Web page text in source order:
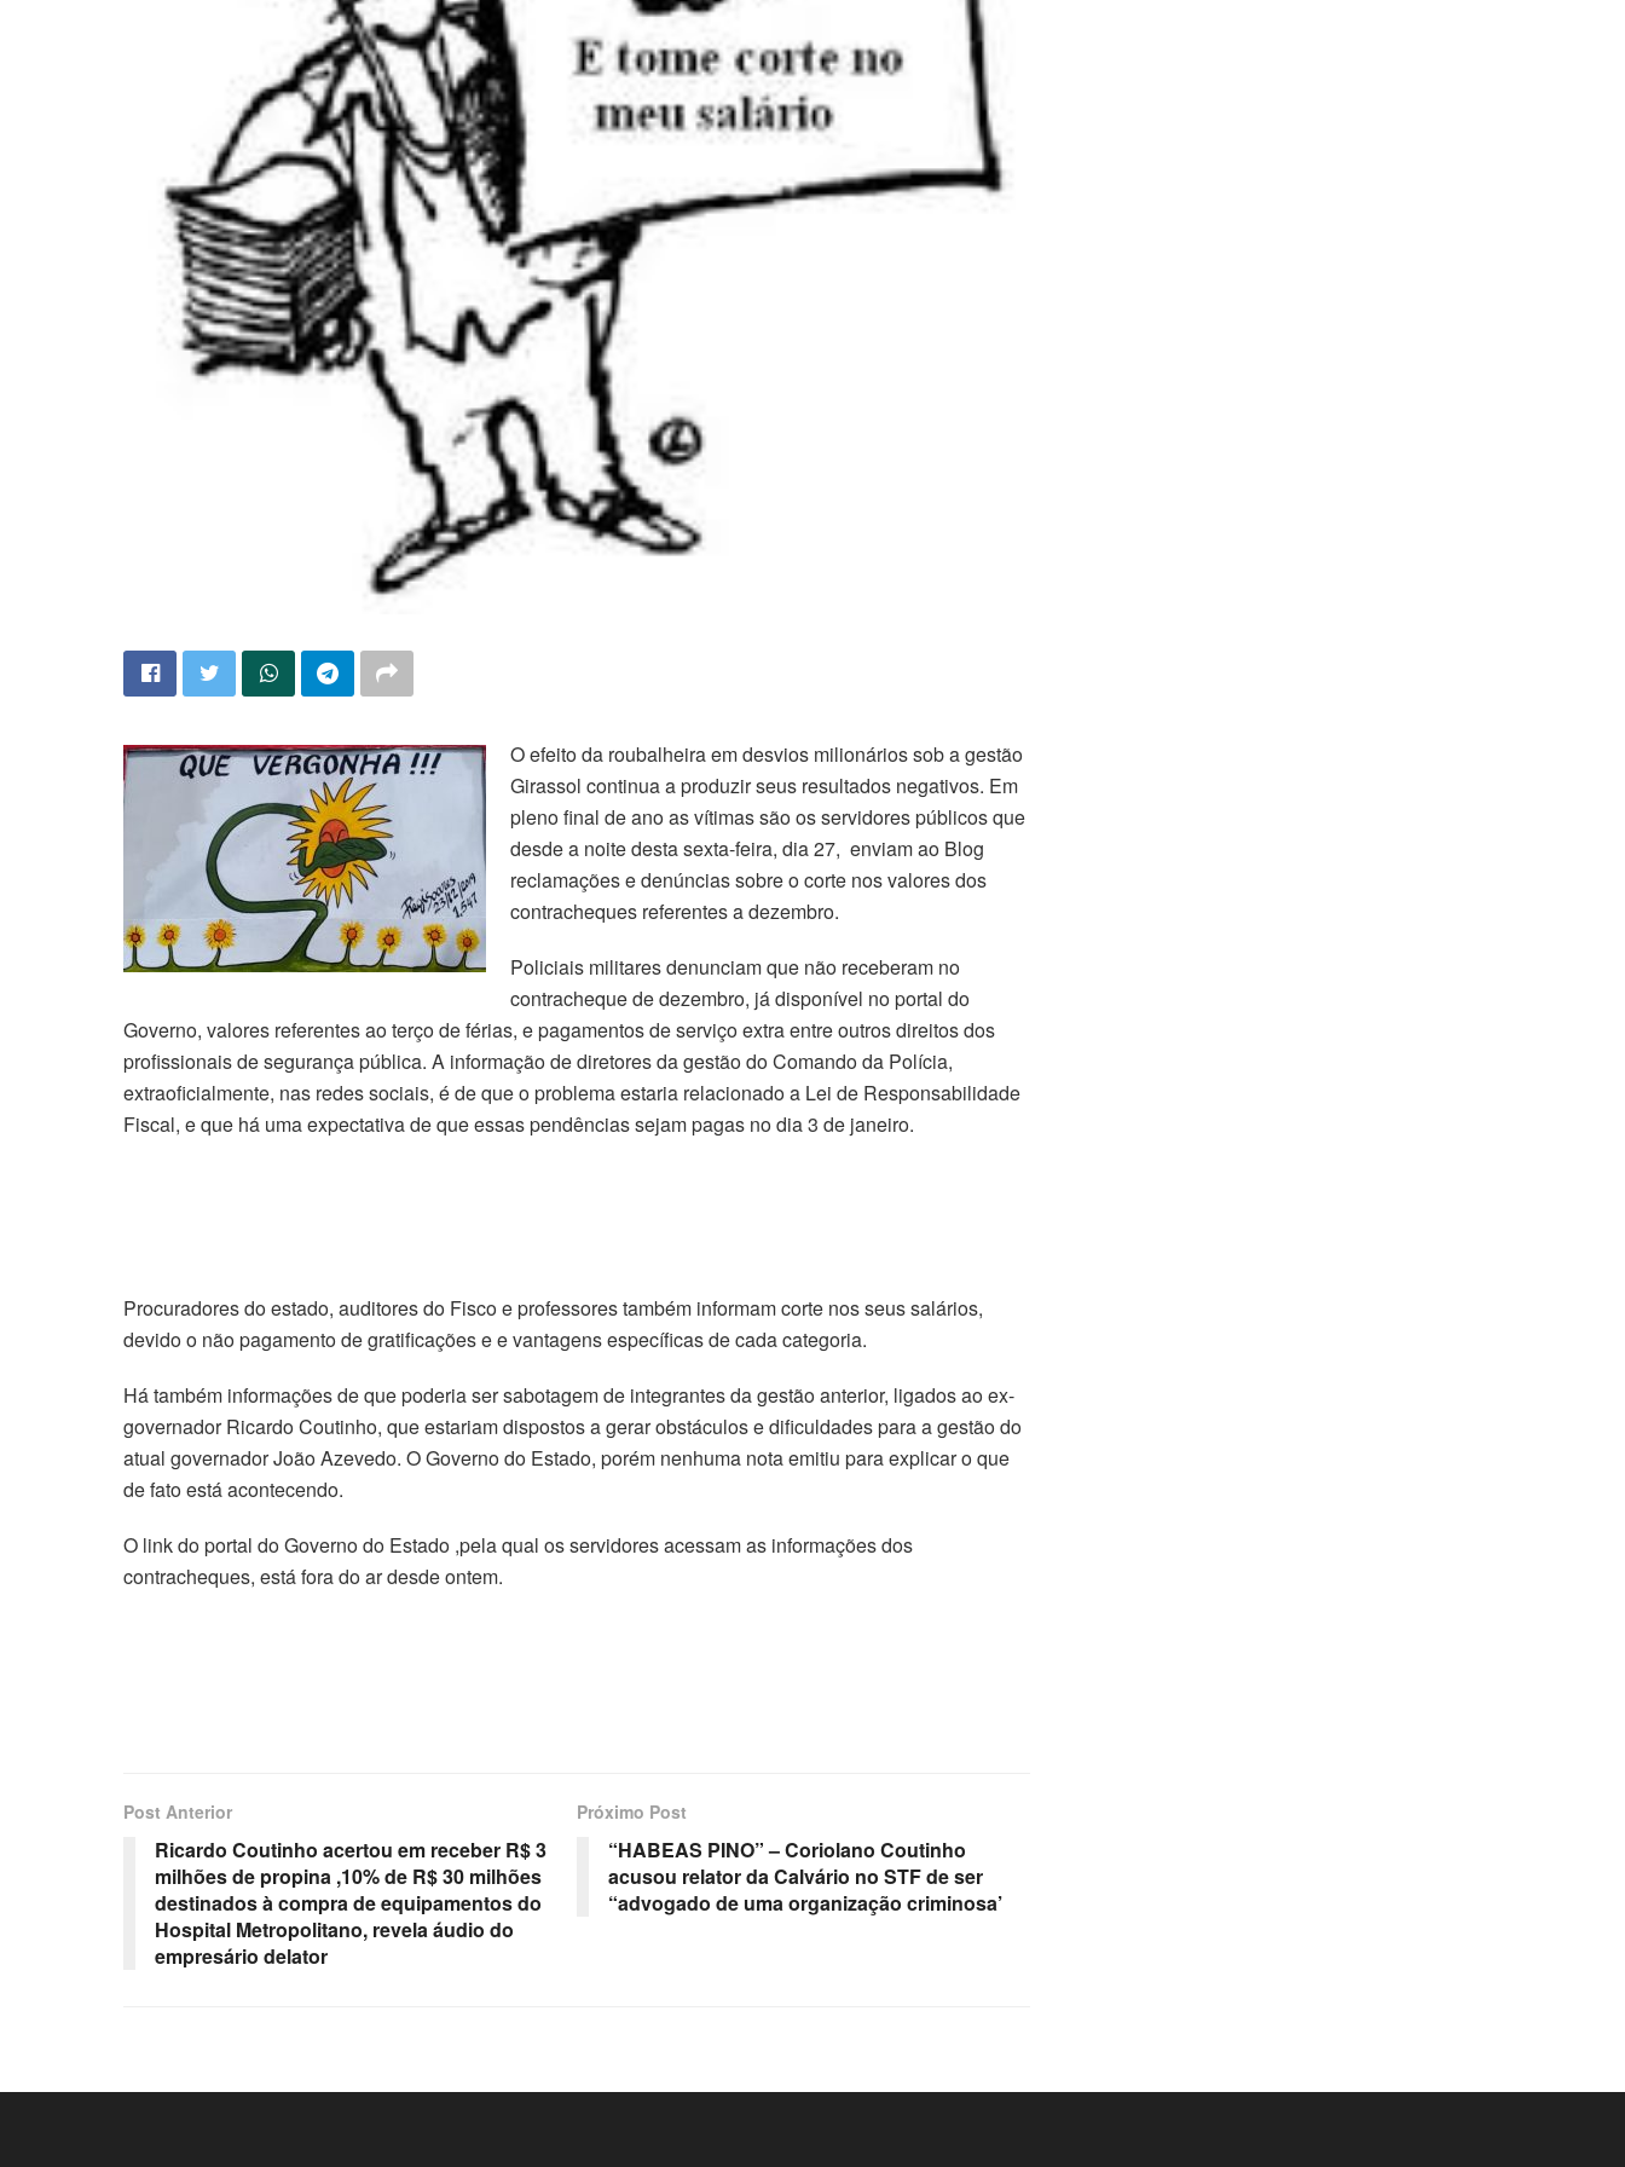
O efeito da roubalheira em desvios milionários sob a gestão
Girassol continua a produzir seus resultados negativos. Em
pleno final de ano as vítimas são os servidores públicos que
desde a noite desta sexta-feira, dia 27, enviam ao Blog
reclamações e denúncias sobre o corte nos valores dos
contracheques referentes a dezembro.
Policiais militares denunciam que não receberam no
contracheque de dezembro, já disponível no portal do
Governo, valores referentes ao terço de férias, e pagamentos de serviço extra entre outros direitos dos
profissionais de segurança pública. A informação de diretores da gestão do Comando da Polícia,
extraoficialmente, nas redes sociais, é de que o problema estaria relacionado a Lei de Responsabilidade
Fiscal, e que há uma expectativa de que essas pendências sejam pagas no dia 3 de janeiro.
Procuradores do estado, auditores do Fisco e professores também informam corte nos seus salários,
devido o não pagamento de gratificações e e vantagens específicas de cada categoria.
Há também informações de que poderia ser sabotagem de integrantes da gestão anterior, ligados ao ex-
governador Ricardo Coutinho, que estariam dispostos a gerar obstáculos e dificuldades para a gestão do
atual governador João Azevedo. O Governo do Estado, porém nenhuma nota emitiu para explicar o que
de fato está acontecendo.
O link do portal do Governo do Estado ,pela qual os servidores acessam as informações dos
contracheques, está fora do ar desde ontem.
Post Anterior
Ricardo Coutinho acertou em receber R$ 3
milhões de propina ,10% de R$ 30 milhões
destinados à compra de equipamentos do
Hospital Metropolitano, revela áudio do
empresário delator
Próximo Post
“HABEAS PINO” – Coriolano Coutinho
acusou relator da Calvário no STF de ser
“advogado de uma organização criminosa’